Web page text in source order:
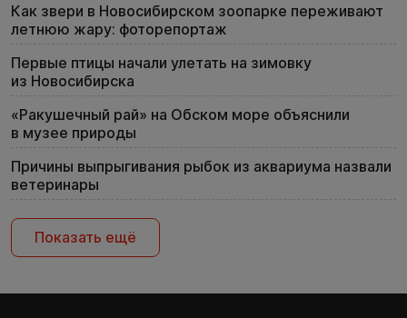
Как звери в Новосибирском зоопарке переживают
летнюю жару: фоторепортаж
Первые птицы начали улетать на зимовку
из Новосибирска
«Ракушечный рай» на Обском море объяснили
в музее природы
Причины выпрыгивания рыбок из аквариума назвали
ветеринары
Показать ещё